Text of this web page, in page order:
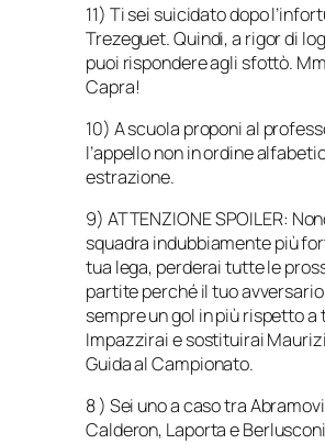
11) Ti sei suicidato dopo
Trezeguet. Quindi, a rigor di
puoi rispondere agli sfottò.
Capra!
10) A scuola proponi al
l’appello non in ordine
estrazione.
9) ATTENZIONE SPOILER:
squadra indubbiamente più
tua lega, perderai tutte le
partite perché il tuo
sempre un gol in più rispetto a
Impazzirai e sostituirai
Guida al Campionato.
8 ) Sei uno a caso tra
Calderon, Laporta e